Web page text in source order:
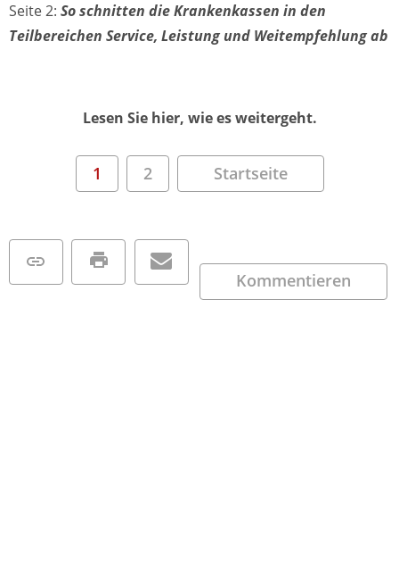
Seite 2: So schnitten die Krankenkassen in den
Teilbereichen Service, Leistung und Weitempfehlung ab
Lesen Sie hier, wie es weitergeht.
1 2 Startseite
Kommentieren